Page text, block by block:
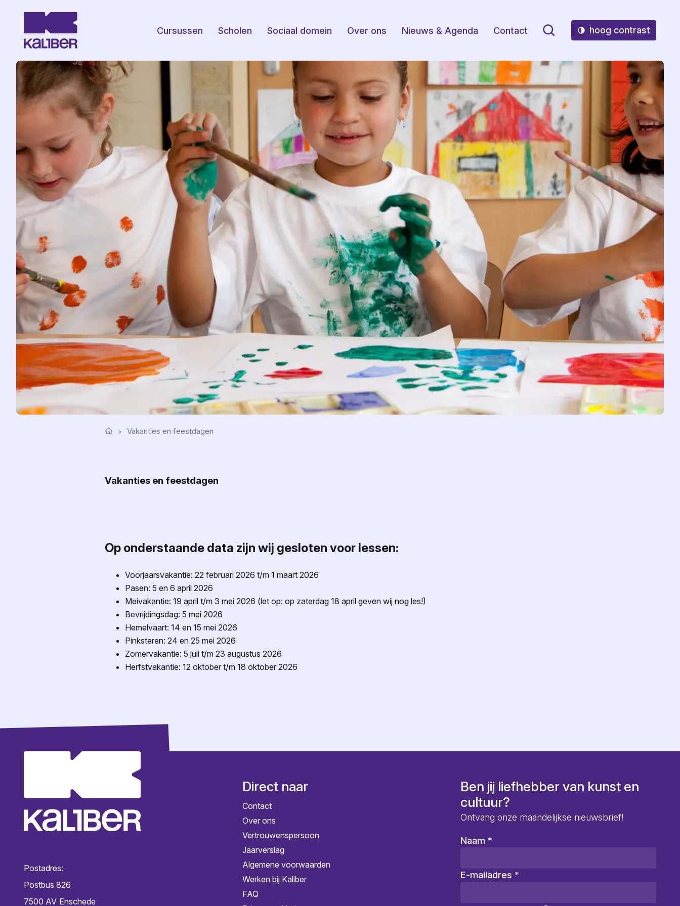
Cursussen Scholen Sociaal domein Over ons Nieuws & Agenda Contact hoog contrast
Vakanties en feestdagen
Vakanties en feestdagen
Op onderstaande data zijn wij gesloten voor lessen:
Voorjaarsvakantie: 22 februari 2026 t/m 1 maart 2026
Pasen: 5 en 6 april 2026
Meivakantie: 19 april t/m 3 mei 2026 (let op: op zaterdag 18 april geven wij nog les!)
Bevrijdingsdag: 5 mei 2026
Hemelvaart: 14 en 15 mei 2026
Pinksteren: 24 en 25 mei 2026
Zomervakantie: 5 juli t/m 23 augustus 2026
Herfstvakantie: 12 oktober t/m 18 oktober 2026
Postadres:
Postbus 826
7500 AV Enschede
Direct naar
Contact
Over ons
Vertrouwenspersoon
Jaarverslag
Algemene voorwaarden
Werken bij Kaliber
FAQ
Ben jij liefhebber van kunst en
cultuur?
Ontvang onze maandelijkse nieuwsbrief!
Naam *
E-mailadres *